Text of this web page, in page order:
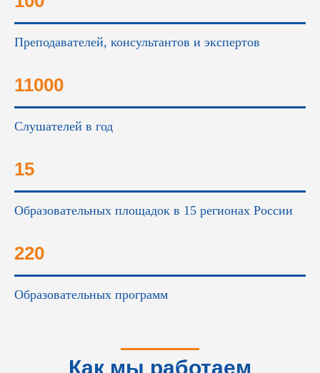
Преподавателей, консультантов и экспертов
11000
Слушателей в год
15
Образовательных площадок в 15 регионах России
220
Образовательных программ
Как мы работаем